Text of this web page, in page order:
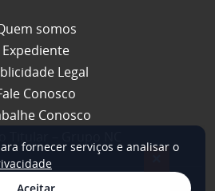
somos
Expediente
Legal
Conosco
Conosco
fornecer serviços e analisar o